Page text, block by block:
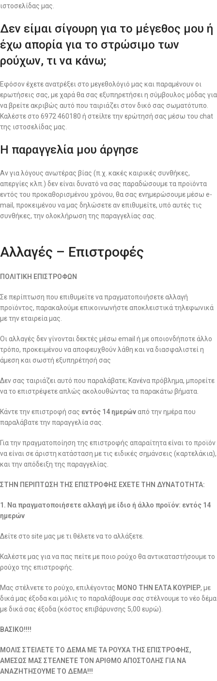
ιστοσελίδας μας.
Δεν είμαι σίγουρη για το μέγεθος μου ή
έχω απορία για το στρώσιμο των
ρούχων, τι να κάνω;
Εφόσον έχετε ανατρέξει στο μεγεθολόγιό μας και παραμένουν οι
ερωτήσεις σας, με χαρά θα σας εξυπηρετήσει η σύμβουλος μόδας για
να βρείτε ακριβώς αυτό που ταιριάζει στον δικό σας σωματότυπο.
Καλέστε στο 6972 460180 ή στείλτε την ερώτησή σας μέσω του chat
της ιστοσελίδας μας.
Η παραγγελία μου άργησε
Αν για λόγους ανωτέρας βίας (π.χ. κακές καιρικές συνθήκες,
απεργίες κλπ.) δεν είναι δυνατό να σας παραδώσουμε τα προϊόντα
εντός του προκαθορισμένου χρόνου, θα σας ενημερώσουμε μέσω e-
mail, προκειμένου να μας δηλώσετε αν επιθυμείτε, υπό αυτές τις
συνθήκες, την ολοκλήρωση της παραγγελίας σας.
Αλλαγές – Επιστροφές
ΠΟΛΙΤΙΚΗ ΕΠΙΣΤΡΟΦΩΝ
Σε περίπτωση που επιθυμείτε να πραγματοποιήσετε αλλαγή
προϊόντος, παρακαλούμε επικοινωνήστε αποκλειστικά τηλεφωνικά
με την εταιρεία μας.
Οι αλλαγές δεν γίνονται δεκτές μέσω email ή με οποιονδήποτε άλλο
τρόπο, προκειμένου να αποφευχθούν λάθη και να διασφαλιστεί η
άμεση και σωστή εξυπηρέτησή σας
Δεν σας ταιριάζει αυτό που παραλάβατε; Κανένα πρόβλημα, μπορείτε
να το επιστρέψετε απλώς ακολουθώντας τα παρακάτω βήματα.
Κάντε την επιστροφή σας εντός 14 ημερώναπό την ημέρα που
παραλάβατε την παραγγελία σας.
Για την πραγματοποίηση της επιστροφής απαραίτητα είναι το προϊόν
να είναι σε άριστη κατάσταση με τις ειδικές σημάνσεις (καρτελάκια),
και την απόδειξη της παραγγελίας.
ΣΤΗΝ ΠΕΡΙΠΤΩΣΗ ΤΗΣ ΕΠΙΣΤΡΟΦΗΣ ΕΧΕΤΕ ΤΗΝ ΔΥΝΑΤΟΤΗΤΑ:
1. Να πραγματοποιήσετε αλλαγή με ίδιο ή άλλο προϊόν: εντός 14
ημερών
Δείτε στο site μας με τι θέλετε να το αλλάξετε.
Καλέστε μας για να πας πείτε με ποιο ρούχο θα αντικαταστήσουμε το
ρούχο της επιστροφής.
Μας στέλνετε το ρούχο, επιλέγοντας ΜΟΝΟ ΤΗΝ ΕΛΤΑ ΚΟΥΡΙΕΡ, με
δικά μας έξοδα και μόλις το παραλάβουμε σας στέλνουμε το νέο δέμα
με δικά σας έξοδα (κόστος επιβάρυνσης 5,00 ευρώ).
ΒΑΣΙΚΟ!!!!
ΜΟΛΙΣ ΣΤΕΙΛΕΤΕ ΤΟ ΔΕΜΑ ΜΕ ΤΑ ΡΟΥΧΑ ΤΗΣ ΕΠΙΣΤΡΟΦΗΣ,
ΑΜΕΣΩΣ ΜΑΣ ΣΤΕΛΝΕΤΕ ΤΟΝ ΑΡΙΘΜΟ ΑΠΟΣΤΟΛΗΣ ΓΙΑ ΝΑ
ΑΝΑΖΗΤΗΣΟΥΜΕ ΤΟ ΔΕΜΑ!!!